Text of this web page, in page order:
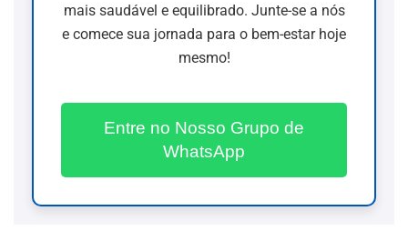
mais saudável e equilibrado. Junte-se a nós
e comece sua jornada para o bem-estar hoje
mesmo!
Entre no Nosso Grupo de
WhatsApp